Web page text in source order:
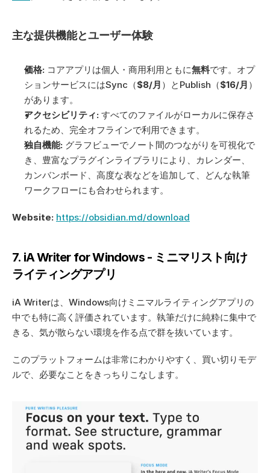
主な提供機能とユーザー体験
価格: コアアプリは個人・商用利用ともに無料です。オプ
ションサービスにはSync（$8/月 ）とPublish（$16/月 ）
があります。
アクセシビリティ: すべてのファイルがローカルに保存さ
れるため、完全オフラインで利用できます。
独自機能: グラフビューでノート間のつながりを可視化で
き、豊富なプラグインライブラリにより、カレンダー、
カンバンボード、高度な表などを追加して、どんな執筆
ワークフローにも合わせられます。
Website: https://obsidian.md/download
7. iA Writer for Windows - ミニマリスト向け
ライティングアプリ
iA Writerは、Windows向けミニマルライティングアプリの
中でも特に高く評価されています。執筆だけに純粋に集中で
きる、気が散らない環境を作る点で群を抜いています。
このプラットフォームは非常にわかりやすく、買い切りモデ
ルで、必要なことをきっちりこなします。